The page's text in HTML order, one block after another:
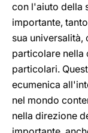
con l'aiuto della
importante,
sua universalità,
particolare nella
particolari.
ecumenica
nel mondo
nella direzione